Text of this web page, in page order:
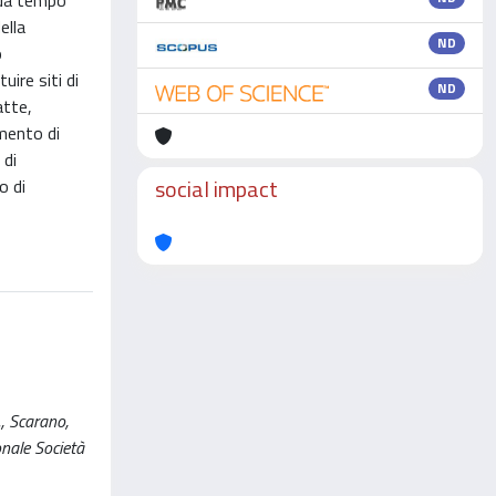
siti di
di
di
Scarano,
Società
ND
ND
social impact